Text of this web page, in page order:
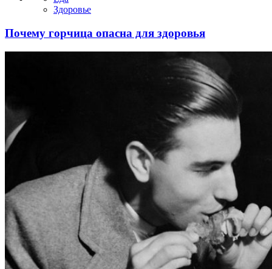
Здоровье
Почему горчица опасна для здоровья